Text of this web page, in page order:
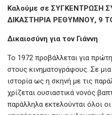
Καλούμε σε ΣΥΓΚΕΝΤΡΩΣΗ
ΔΙΚΑΣΤΗΡΙΑ ΡΕΘΥΜΝΟΥ, 9
Δικαιοσύνη για τον Γιάννη
Το 1972 προβάλλεται για πρώτη
στους κινηματογράφους. Σε
ιστορία ως η σκηνή με τις
χρίζεται ουσιαστικά νονός
παράλληλα εκτελούνται όλοι